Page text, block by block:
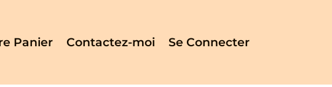
Panier Contactez-moi Se Connecter